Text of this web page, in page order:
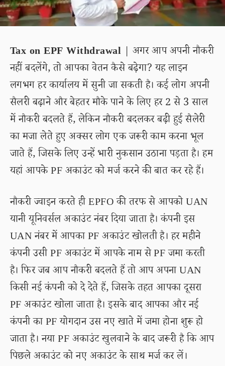
Tax on EPF Withdrawal | अगर आप अपनी नौकरी
नहीं बदलेंगे, तो आपका वेतन कैसे बढ़ेगा? यह लाइन
लगभग हर कार्यालय में सुनी जा सकती है। कई लोग अपनी
सैलरी बढ़ाने और बेहतर मौके पाने के लिए हर 2 से 3 साल
में नौकरी बदलते हैं, लेकिन नौकरी बदलकर बढ़ी हुई सैलेरी
का मजा लेते हुए अक्सर लोग एक जरूरी काम करना भूल
जाते हैं, जिसके लिए उन्हें भारी नुकसान उठाना पड़ता है। हम
यहां आपके PF अकाउंट को मर्ज करने की बात कर रहे हैं।
नौकरी ज्वाइन करते ही EPFO की तरफ से आपको UAN
यानी यूनिवर्सल अकाउंट नंबर दिया जाता है। कंपनी इस
UAN नंबर में आपका PF अकाउंट खोलती है। हर महीने
कंपनी उसी PF अकाउंट में आपके नाम से PF जमा करती
है। फिर जब आप नौकरी बदलते हैं तो आप अपना UAN
किसी नई कंपनी को दे देते हैं, जिसके तहत आपका दूसरा
PF अकाउंट खोला जाता है। इसके बाद आपका और नई
कंपनी का PF योगदान उस नए खाते में जमा होना शुरू हो
जाता है। नया PF अकाउंट खुलवाने के बाद जरूरी है कि आप
पिछले अकाउंट को नए अकाउंट के साथ मर्ज कर लें।